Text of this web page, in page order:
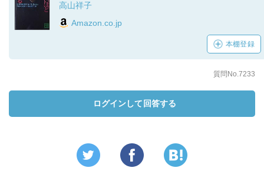
高山祥子
Amazon.co.jp
本棚登録
質問No.7233
ログインして回答する